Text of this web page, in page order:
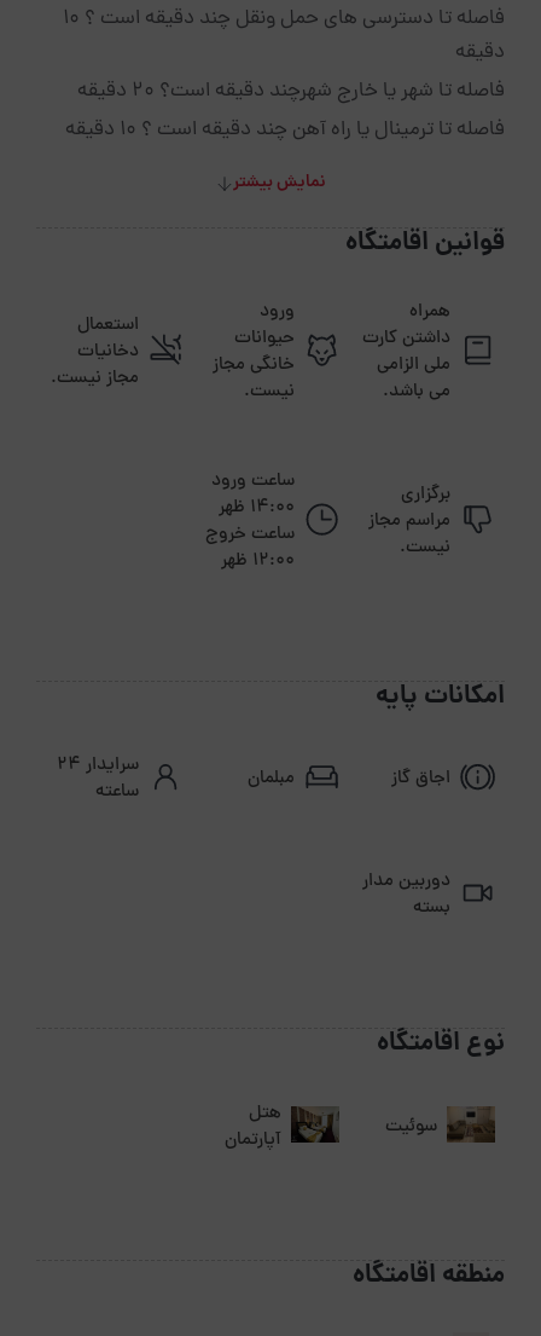
فاصله تا دسترسی های حمل ونقل چند دقیقه است ؟ 10
دقیقه
فاصله تا شهر یا خارج شهرچند دقیقه است؟ 20 دقیقه
فاصله تا ترمینال یا راه آهن چند دقیقه است ؟ 10 دقیقه
نمایش بیشتر
قوانین اقامتگاه
همراه
داشتن کارت
ملی الزامی
می باشد.
ورود
حیوانات
خانگی مجاز
نیست.
استعمال
دخانیات
مجاز نیست.
برگزاری
مراسم مجاز
نیست.
ساعت ورود
14:00 ظهر
ساعت خروج
12:00 ظهر
امکانات پایه
اجاق گاز مبلمان
سرایدار ۲۴
ساعته
دوربین مدار
بسته
نوع اقامتگاه
سوئیت
هتل
آپارتمان
منطقه اقامتگاه